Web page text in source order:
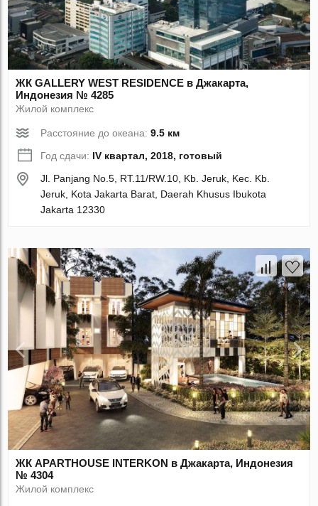
ЖК GALLERY WEST RESIDENCE в Джакарта,
Индонезия № 4285
Жилой комплекс
Расстояние до океана:9.5 км
Год сдачи: IV квартал, 2018, готовый
Jl. Panjang No.5, RT.11/RW.10, Kb. Jeruk, Kec. Kb.
Jeruk, Kota Jakarta Barat, Daerah Khusus Ibukota
Jakarta 12330
ЖК APARTHOUSE INTERKON в Джакарта, Индонезия
№ 4304
Жилой комплекс